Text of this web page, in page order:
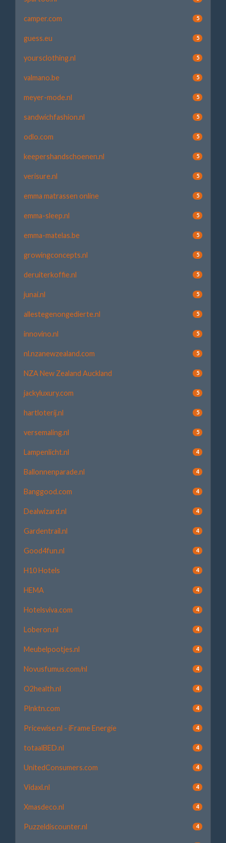
camper.com 5
guess.eu 5
yoursclothing.nl 5
valmano.be 5
meyer-mode.nl 5
sandwichfashion.nl 5
odlo.com 5
keepershandschoenen.nl 5
verisure.nl 5
emma matrassen online 5
emma-sleep.nl 5
emma-matelas.be 5
growingconcepts.nl 5
deruiterkoffie.nl 5
junai.nl 5
allestegenongedierte.nl 5
innovino.nl 5
nl.nzanewzealand.com 5
NZA New Zealand Auckland 5
jackyluxury.com 5
hartloterij.nl 5
versemaling.nl 5
Lampenlicht.nl 4
Ballonnenparade.nl 4
Banggood.com 4
Dealwizard.nl 4
Gardentrail.nl 4
Good4fun.nl 4
H10 Hotels 4
HEMA 4
Hotelsviva.com 4
Loberon.nl 4
Meubelpootjes.nl 4
Novusfumus.com/nl 4
O2health.nl 4
Plnktn.com 4
Pricewise.nl - iFrame Energie 4
totaalBED.nl 4
UnitedConsumers.com 4
Vidaxl.nl 4
Xmasdeco.nl 4
Puzzeldiscounter.nl 4